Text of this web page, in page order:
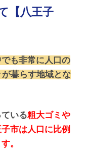
【八王子
も非常に人口の
暮らす地域とな
いる粗大ゴミや
市は人口に比例
。